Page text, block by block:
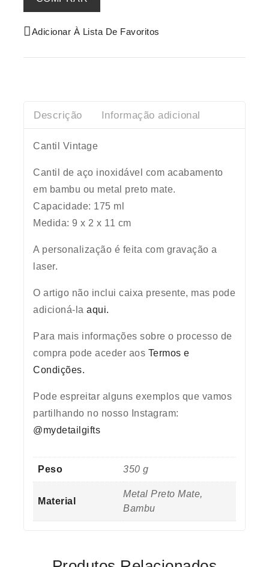
Adicionar À Lista De Favoritos
Descrição Informação adicional
Cantil Vintage
Cantil de aço inoxidável com acabamento
em bambu ou metal preto mate.
Capacidade: 175 ml
Medida: 9 x 2 x 11 cm
A personalização é feita com gravação a
laser.
O artigo não inclui caixa presente, mas pode
adicioná-la aqui.
Para mais informações sobre o processo de
compra pode aceder aos Termos e
Condições.
Pode espreitar alguns exemplos que vamos
partilhando no nosso Instagram:
@mydetailgifts
Peso 350 g
Material
Metal Preto Mate,
Bambu